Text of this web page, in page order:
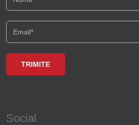
Social